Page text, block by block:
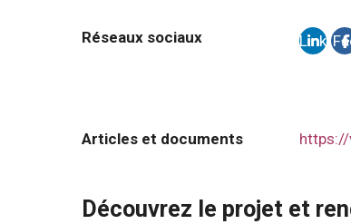
Réseaux sociaux
Link
Articles et documents
Découvrez le projet et